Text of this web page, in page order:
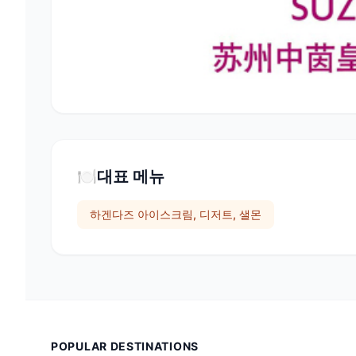
🍽️대표 메뉴
하겐다즈 아이스크림, 디저트, 샐몬
POPULAR DESTINATIONS